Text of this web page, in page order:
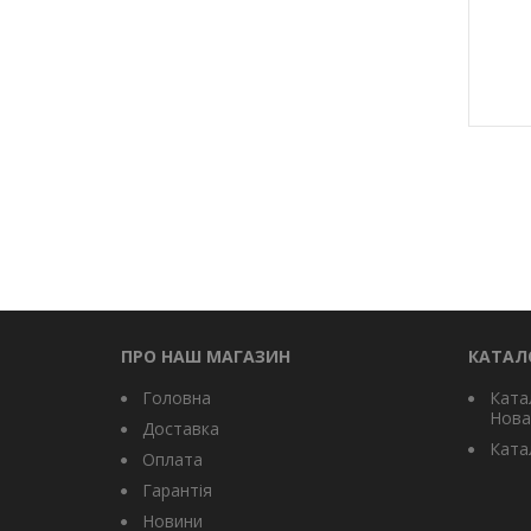
ПРО НАШ МАГАЗИН
Головна
Доставка
Оплата
Гарантія
Новини